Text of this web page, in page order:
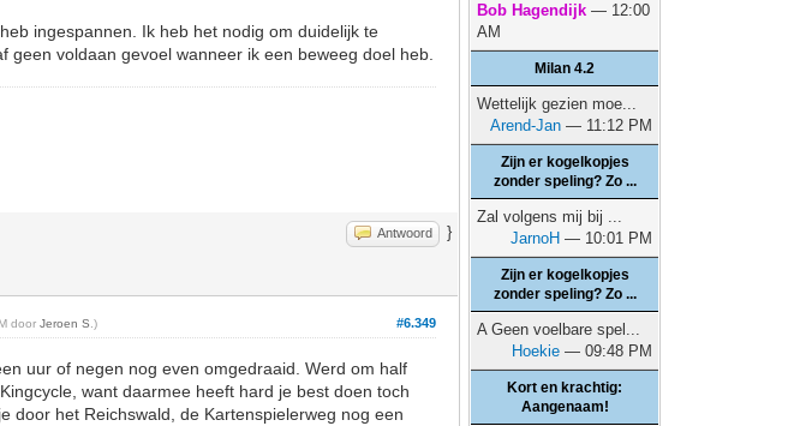
ingespannen. Ik heb het nodig om duidelijk te
voldaan gevoel wanneer ik een beweeg doel heb.
Antwoord }
#6.349
doorJeroen S .)
uur of negen nog even omgedraaid. Werd om half
want daarmee heeft hard je best doen toch
door het Reichswald, de Kartenspielerweg nog een
Bob Hagendijk — 12:00
AM
Milan 4.2
Wettelijk gezien moe...
Arend-Jan — 11:12 PM
Zijn er kogelkopjes
zonder speling? Zo ...
Zal volgens mij bij ...
JarnoH — 10:01 PM
Zijn er kogelkopjes
zonder speling? Zo ...
A Geen voelbare spel...
Hoekie — 09:48 PM
Kort en krachtig:
Aangenaam!